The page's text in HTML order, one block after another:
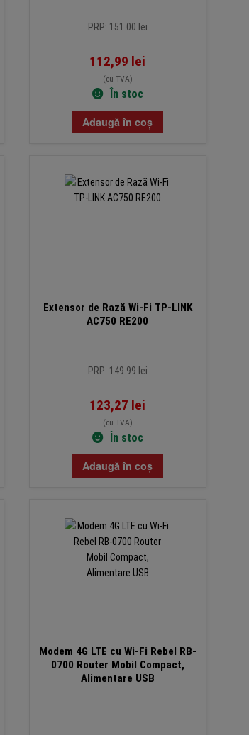
PRP: 151.00 lei
112,99 lei
(cu TVA)
În stoc
Adaugă în coș
Extensor de Rază Wi-Fi TP-LINK
AC750 RE200
PRP: 149.99 lei
123,27 lei
(cu TVA)
În stoc
Adaugă în coș
Modem 4G LTE cu Wi-Fi Rebel RB-
0700 Router Mobil Compact,
Alimentare USB